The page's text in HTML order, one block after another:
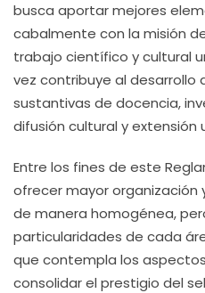
busca aportar mejores
cabalmente con la misión
trabajo científico y cultural
vez contribuye al desarrollo
sustantivas de docencia,
difusión cultural y extensión
Entre los fines de este
ofrecer mayor organización
de manera homogénea,
particularidades de cada
que contempla los
consolidar el prestigio del